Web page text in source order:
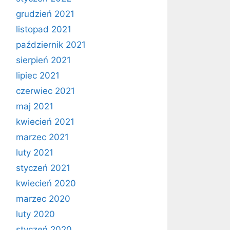
grudzień 2021
listopad 2021
październik 2021
sierpień 2021
lipiec 2021
czerwiec 2021
maj 2021
kwiecień 2021
marzec 2021
luty 2021
styczeń 2021
kwiecień 2020
marzec 2020
luty 2020